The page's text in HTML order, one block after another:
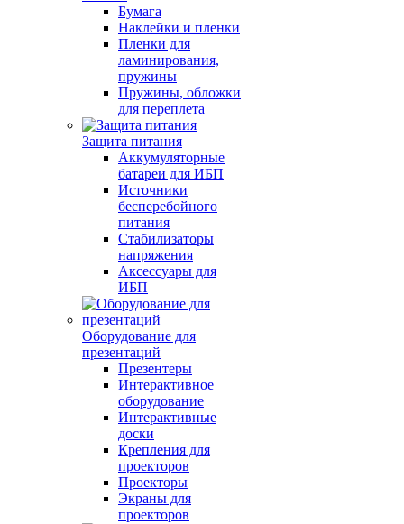
Бумага
Наклейки и пленки
Пленки для
ламинирования,
пружины
Пружины, обложки
для переплета
Защита питания
Аккумуляторные
батареи для ИБП
Источники
бесперебойного
питания
Стабилизаторы
напряжения
Аксессуары для
ИБП
Оборудование для
презентаций
Презентеры
Интерактивное
оборудование
Интерактивные
доски
Крепления для
проекторов
Проекторы
Экраны для
проекторов